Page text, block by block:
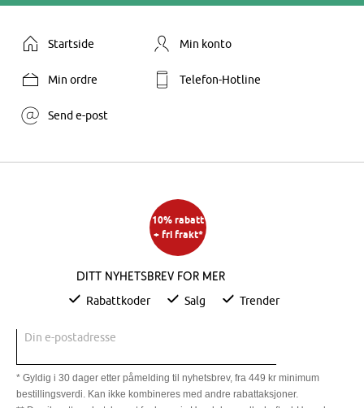
Startside Min konto
Min ordre Telefon-Hotline
Send e-post
10% rabatt
+ fri frakt*
Ditt nyhetsbrev for mer
Rabattkoder Salg Trender
Din e-postadresse
* Gyldig i 30 dager etter påmelding til nyhetsbrev, fra 449 kr minimum
bestillingsverdi. Kan ikke kombineres med andre rabattaksjoner.